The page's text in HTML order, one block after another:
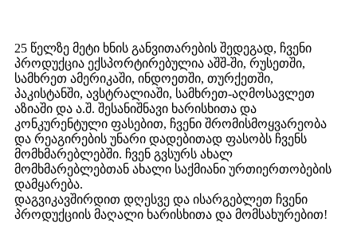
25 წელზე მეტი ხნის განვითარების შედეგად, ჩვენი
პროდუქცია ექსპორტირებულია აშშ-ში, რუსეთში,
სამხრეთ ამერიკაში, ინდოეთში, თურქეთში,
პაკისტანში, ავსტრალიაში, სამხრეთ-აღმოსავლეთ
აზიაში და ა.შ. შესანიშნავი ხარისხითა და
კონკურენტული ფასებით, ჩვენი შრომისმოყვარეობა
და რეაგირების უნარი დადებითად ფასობს ჩვენს
მომხმარებლებში. ჩვენ გვსურს ახალ
მომხმარებლებთან ახალი საქმიანი ურთიერთობების
დამყარება.
დაგვიკავშირდით დღესვე და ისარგებლეთ ჩვენი
პროდუქციის მაღალი ხარისხითა და მომსახურებით!